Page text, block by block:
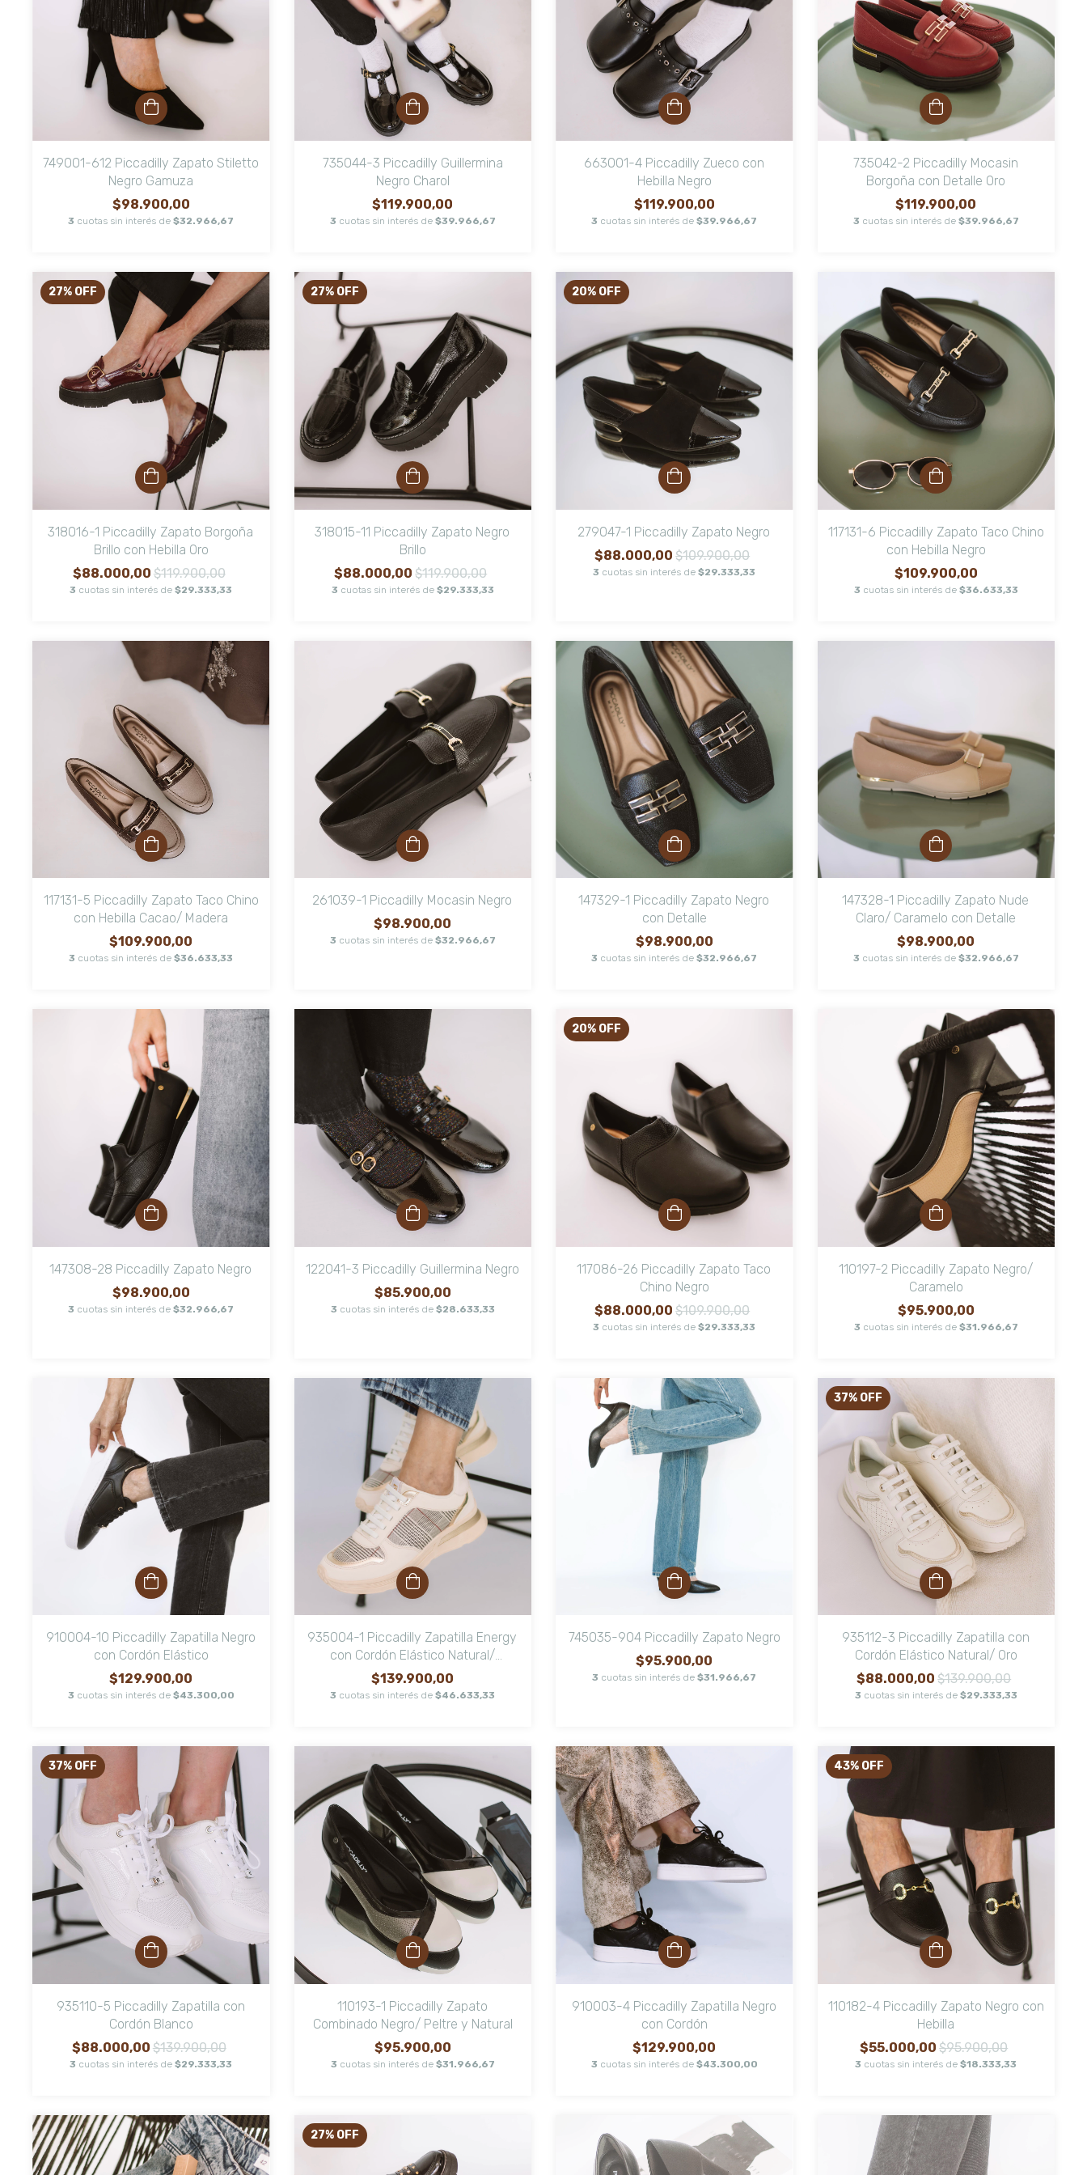
749001-612 Piccadilly Zapato Stiletto
Negro Gamuza
$98.900,00
3 cuotas sin interés de$32.966,67
735044-3 Piccadilly Guillermina
Negro Charol
$119.900,00
3 cuotas sin interés de $39.966,67
663001-4 Piccadilly Zueco con
Hebilla Negro
$119.900,00
3 cuotas sin interés de$39.966,67
735042-2 Piccadilly Mocasin
Borgoña con Detalle Oro
$119.900,00
3 cuotas sin interés de $39.966,67
27% OFF
318016-1 Piccadilly Zapato Borgoña
Brillo con Hebilla Oro
$88.000,00 $119.900,00
3 cuotas sin interés de$29.333,33
27% OFF
318015-11 Piccadilly Zapato Negro
Brillo
$88.000,00$119.900,00
3 cuotas sin interés de $29.333,33
20% OFF
279047-1 Piccadilly Zapato Negro
$88.000,00$109.900,00
3 cuotas sin interés de$29.333,33
117131-6 Piccadilly Zapato Taco Chino
con Hebilla Negro
$109.900,00
3 cuotas sin interés de $36.633,33
117131-5 Piccadilly Zapato Taco Chino
con Hebilla Cacao/ Madera
$109.900,00
3 cuotas sin interés de$36.633,33
261039-1 Piccadilly Mocasin Negro
$98.900,00
3 cuotas sin interés de $32.966,67
147329-1 Piccadilly Zapato Negro
con Detalle
$98.900,00
3 cuotas sin interés de$32.966,67
147328-1 Piccadilly Zapato Nude
Claro/ Caramelo con Detalle
$98.900,00
3 cuotas sin interés de $32.966,67
147308-28 Piccadilly Zapato Negro
$98.900,00
3 cuotas sin interés de$32.966,67
122041-3 Piccadilly Guillermina Negro
$85.900,00
3 cuotas sin interés de $28.633,33
20% OFF
117086-26 Piccadilly Zapato Taco
Chino Negro
$88.000,00$109.900,00
3 cuotas sin interés de$29.333,33
110197-2 Piccadilly Zapato Negro/
Caramelo
$95.900,00
3 cuotas sin interés de $31.966,67
910004-10 Piccadilly Zapatilla Negro
con Cordón Elástico
$129.900,00
3 cuotas sin interés de $43.300,00
935004-1 Piccadilly Zapatilla Energy
con Cordón Elástico Natural/
Cuadrille/ Oro
$139.900,00
3 cuotas sin interés de$46.633,33
745035-904 Piccadilly Zapato Negro
$95.900,00
3 cuotas sin interés de$31.966,67
37% OFF
935112-3 Piccadilly Zapatilla con
Cordón Elástico Natural/ Oro
$88.000,00$139.900,00
3 cuotas sin interés de $29.333,33
37% OFF
935110-5 Piccadilly Zapatilla con
Cordón Blanco
$88.000,00 $139.900,00
3 cuotas sin interés de$29.333,33
110193-1 Piccadilly Zapato
Combinado Negro/ Peltre y Natural
$95.900,00
3 cuotas sin interés de $31.966,67
910003-4 Piccadilly Zapatilla Negro
con Cordón
$129.900,00
3 cuotas sin interés de $43.300,00
43% OFF
110182-4 Piccadilly Zapato Negro con
Hebilla
$55.000,00$95.900,00
3 cuotas sin interés de$18.333,33
27% OFF